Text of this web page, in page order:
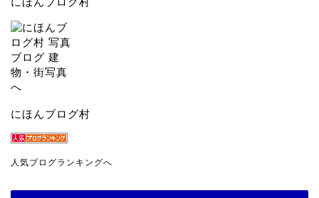
にほんブログ村
人気ブログランキングへ